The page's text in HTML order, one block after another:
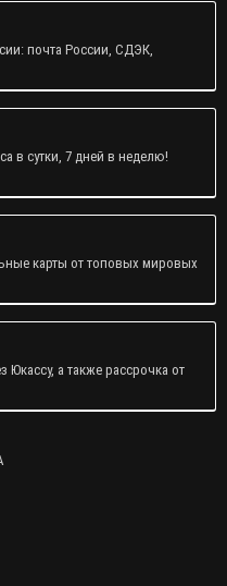
почта России, СДЭК,
в сутки, 7 дней в неделю!
карты от топовых мировых
а также рассрочка от